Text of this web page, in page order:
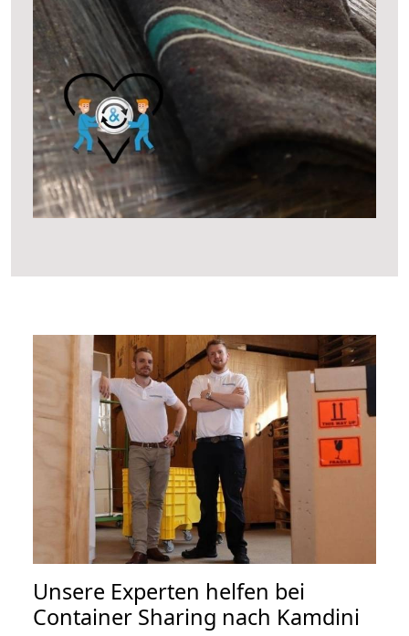
Unsere Experten helfen bei
Container Sharing nach Kamdini